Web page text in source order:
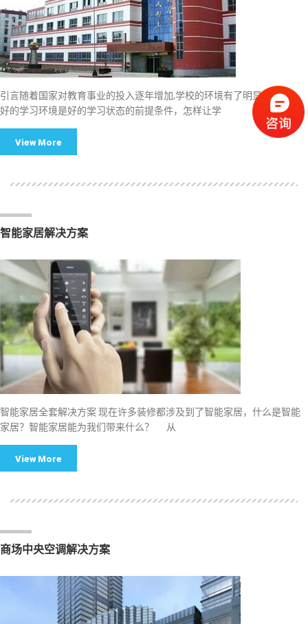
引言随着国家对教育事业的投入逐年增加,学校的环境有了明显的改善。
好的学习环境是好的学习状态的前提条件，怎样让学
View More
智能家居解决方案
智能家居全套解决方案 现在许多装修都涉及到了智能家居，什么是智能
家居？智能家居能为我们带来什么？ 从
View More
商场中央空调解决方案